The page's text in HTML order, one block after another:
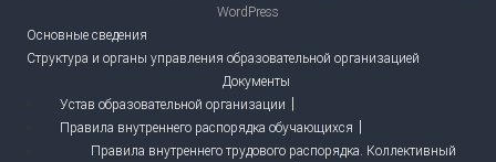
WordPress
Основные сведения
Структура и органы управления образовательной организацией
Документы
Устав образовательной организации
Правила внутреннего распорядка обучающихся
Правила внутреннего трудового распорядка. Коллективный